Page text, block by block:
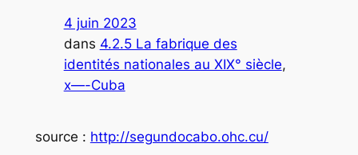
4 juin 2023
dans 4.2.5 La fabrique des
identités nationales au XIX° siècle
x—-Cuba
source : http://segundocabo.ohc.cu/